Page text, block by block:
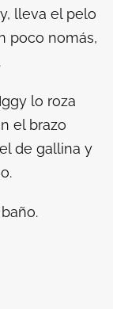
lleva el pelo
poco nomás,
lo roza
el brazo
de gallina y